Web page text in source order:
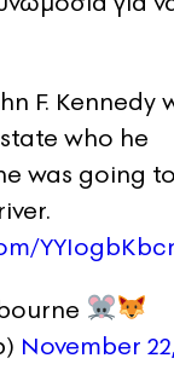
F. Kennedy
who he
was going
November